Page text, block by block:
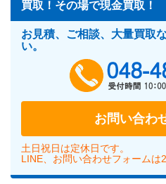
買取！その場で現金買取！
お見積、ご相談、大量買取
い。
お問い合わ
土日祝日は定休日です。
LINE、お問い合わせフォームは